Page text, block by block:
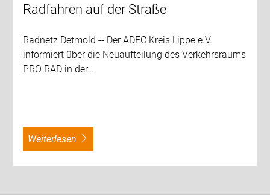
Radfahren auf der Straße
Radnetz Detmold -- Der ADFC Kreis Lippe e.V.
informiert über die Neuaufteilung des Verkehrsraums
PRO RAD in der…
weiterlesen